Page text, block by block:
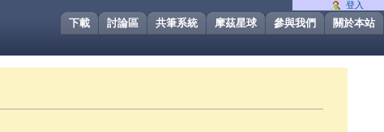
關於本站
參與我們
摩茲星球
共筆系統
討論區
下載
登入